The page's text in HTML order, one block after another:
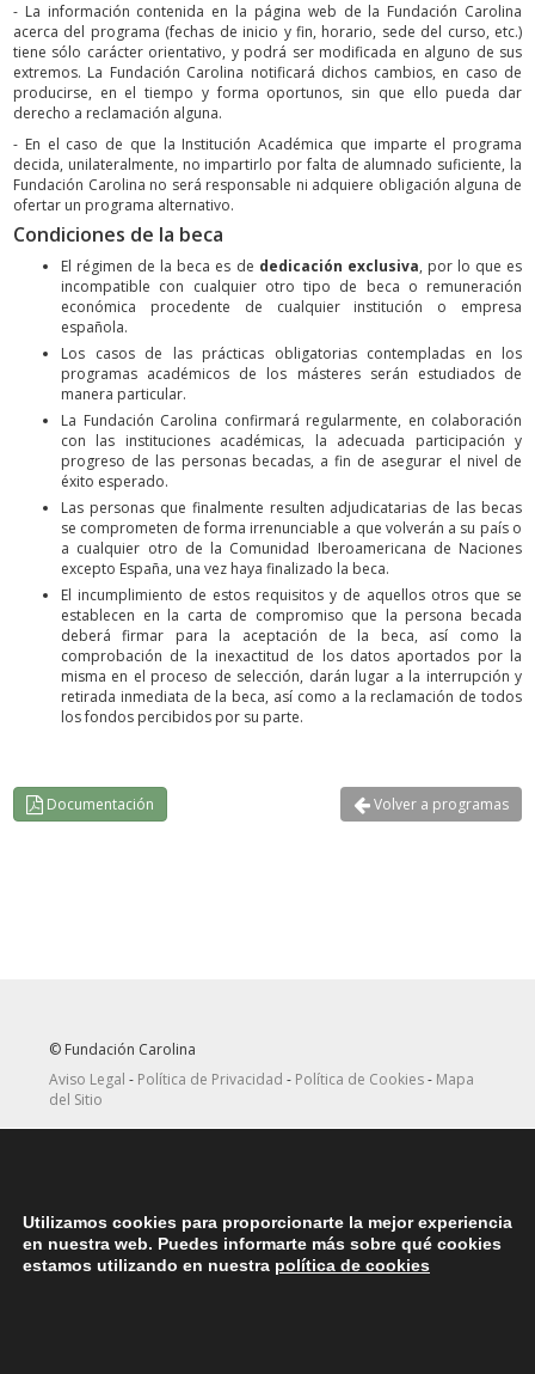
- La información contenida en la página web de la Fundación Carolina
acerca del programa (fechas de inicio y fin, horario, sede del curso, etc.)
tiene sólo carácter orientativo, y podrá ser modificada en alguno de sus
extremos. La Fundación Carolina notificará dichos cambios, en caso de
producirse, en el tiempo y forma oportunos, sin que ello pueda dar
derecho a reclamación alguna.
- En el caso de que la Institución Académica que imparte el programa
decida, unilateralmente, no impartirlo por falta de alumnado suficiente, la
Fundación Carolina no será responsable ni adquiere obligación alguna de
ofertar un programa alternativo.
Condiciones de la beca
El régimen de la beca es de dedicación exclusiva, por lo que es
incompatible con cualquier otro tipo de beca o remuneración
económica procedente de cualquier institución o empresa
española.
Los casos de las prácticas obligatorias contempladas en los
programas académicos de los másteres serán estudiados de
manera particular.
La Fundación Carolina confirmará regularmente, en colaboración
con las instituciones académicas, la adecuada participación y
progreso de las personas becadas, a fin de asegurar el nivel de
éxito esperado.
Las personas que finalmente resulten adjudicatarias de las becas
se comprometen de forma irrenunciable a que volverán a su país o
a cualquier otro de la Comunidad Iberoamericana de Naciones
excepto España, una vez haya finalizado la beca.
El incumplimiento de estos requisitos y de aquellos otros que se
establecen en la carta de compromiso que la persona becada
deberá firmar para la aceptación de la beca, así como la
comprobación de la inexactitud de los datos aportados por la
misma en el proceso de selección, darán lugar a la interrupción y
retirada inmediata de la beca, así como a la reclamación de todos
los fondos percibidos por su parte.
Documentación Volver a programas
© Fundación Carolina
Aviso Legal - Política de Privacidad - Política de Cookies- Mapa
del Sitio
ASOCIACIONES
Contacta con la asociación de exbecarios de tu paísaquí
Utilizamos cookies para proporcionarte la mejor experiencia
en nuestra web. Puedes informarte más sobre qué cookies
estamos utilizando en nuestra política de cookies